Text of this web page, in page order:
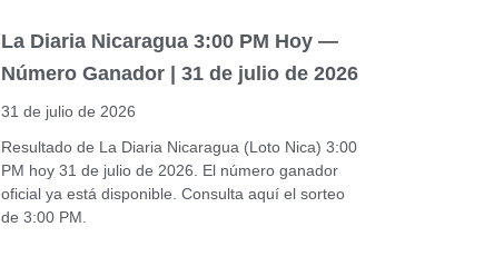
La Diaria Nicaragua 3:00 PM Hoy —
Número Ganador | 31 de julio de 2026
31 de julio de 2026
Resultado de La Diaria Nicaragua (Loto Nica) 3:00
PM hoy 31 de julio de 2026. El número ganador
oficial ya está disponible. Consulta aquí el sorteo
de 3:00 PM.